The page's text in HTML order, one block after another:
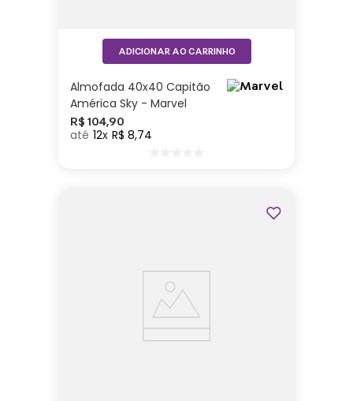
Almofada 40x40 Capitão
América Sky - Marvel
R$ 104,90
12 R$ 8,74
ADICIONAR AO CARRINHO